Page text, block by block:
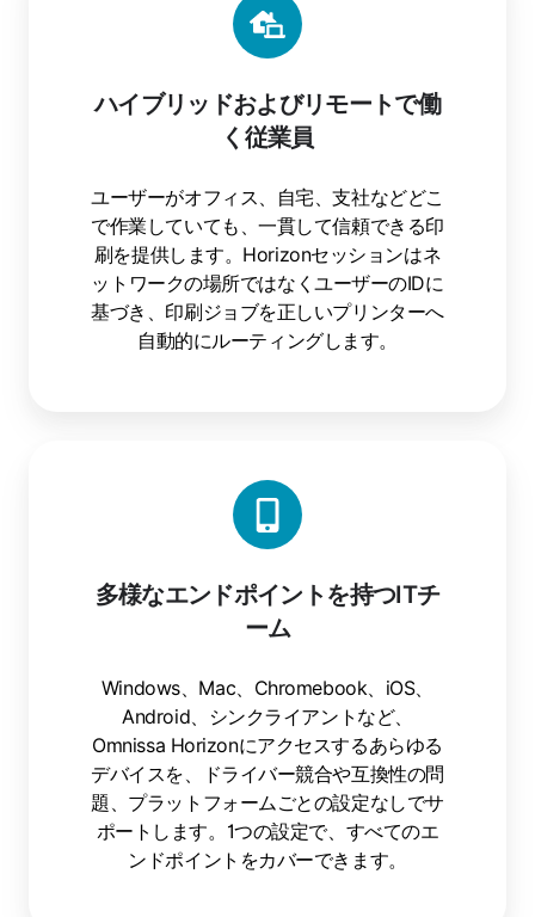
ハイブリッドおよびリモートで働
く従業員
ユーザーがオフィス、自宅、支社などどこ
で作業していても、一貫して信頼できる印
刷を提供します。Horizonセッションはネ
ットワークの場所ではなくユーザーのIDに
基づき、印刷ジョブを正しいプリンターへ
自動的にルーティングします。
多様なエンドポイントを持つITチ
ーム
Windows、Mac、Chromebook、iOS、
Android、シンクライアントなど、
Omnissa Horizonにアクセスするあらゆる
デバイスを、ドライバー競合や互換性の問
題、プラットフォームごとの設定なしでサ
ポートします。1つの設定で、すべてのエ
ンドポイントをカバーできます。